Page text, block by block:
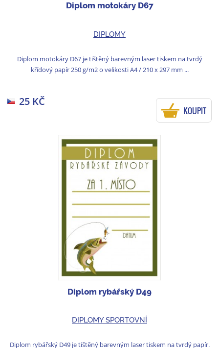
Diplom motokáry D67
DIPLOMY
Diplom motokáry D67 je tištěný barevným laser tiskem na tvrdý
křídový papír 250 g/m2 o velikosti A4 / 210 x 297 mm ...
25 KČ
KOUPIT
Diplom rybářský D49
DIPLOMY SPORTOVNÍ
Diplom rybářský D49 je tištěný barevným laser tiskem na tvrdý papír.